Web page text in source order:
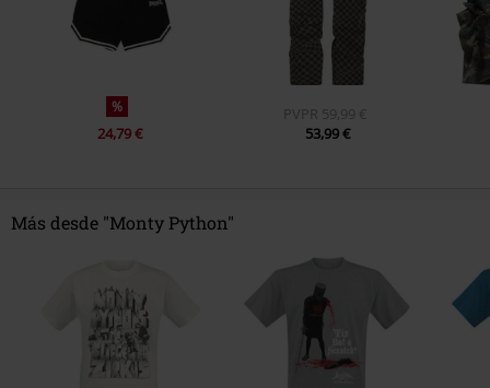
%
24,79 €
PVPR 59,99 €
53,99 €
Más desde "Monty Python"